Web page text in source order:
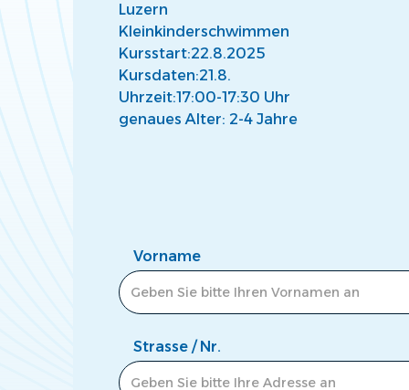
Luzern
Kleinkinderschwimmen
Kursstart:22.8.2025
Kursdaten:21.8.
Uhrzeit:17:00-17:30 Uhr
genaues Alter: 2-4 Jahre
Vorname
Strasse / Nr.